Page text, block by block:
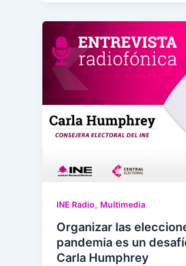
INE Radio, Multimedia
Organizar las
pandemia es un
Carla Humphrey